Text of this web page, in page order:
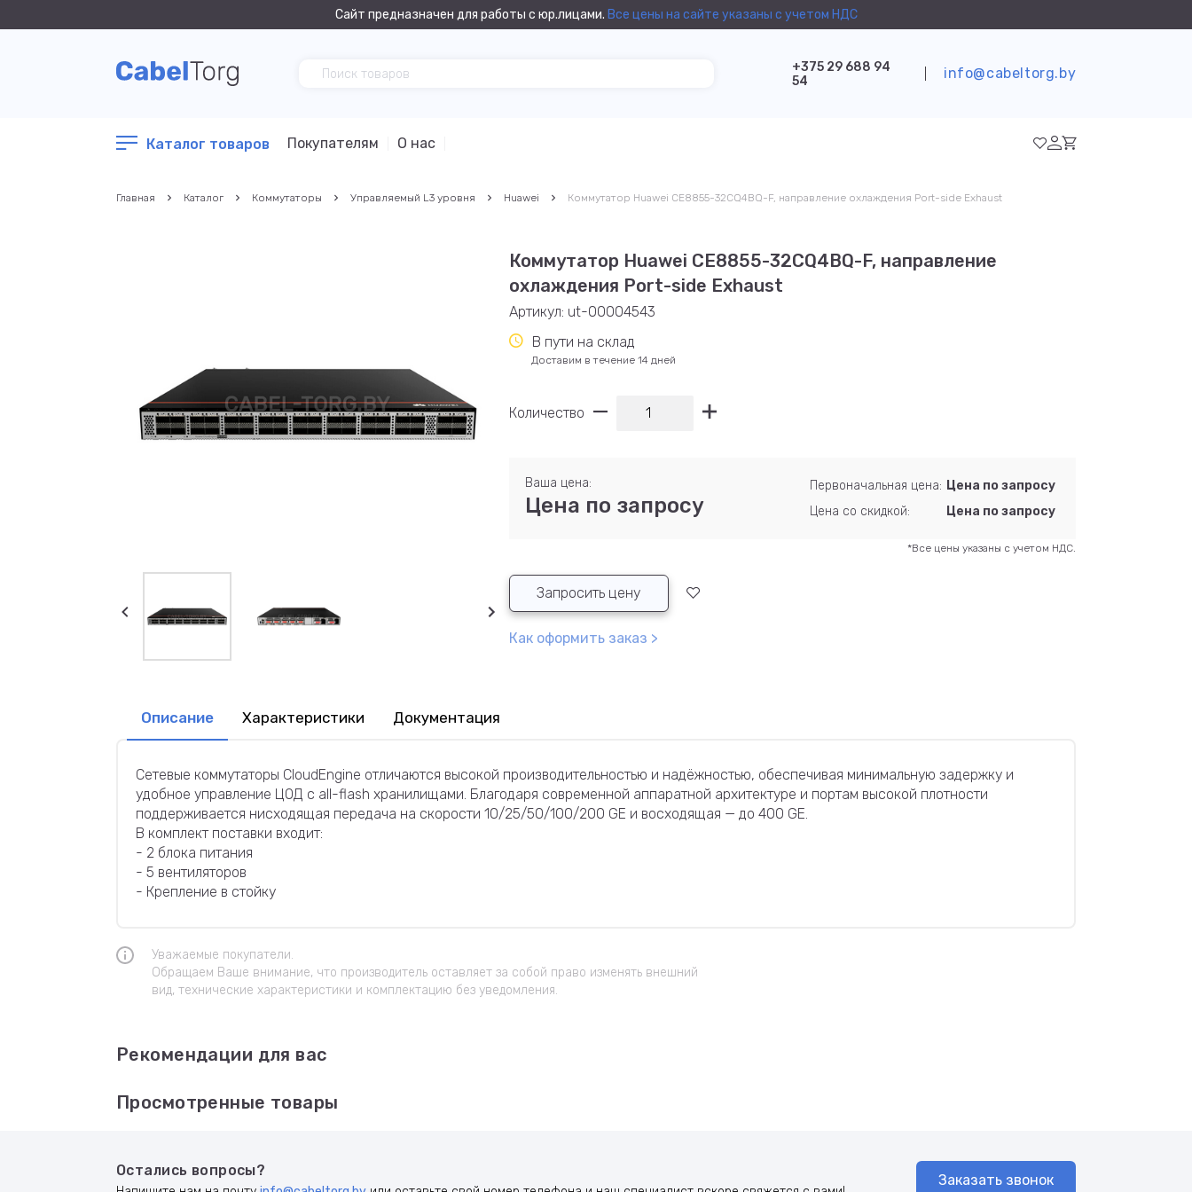
Сайт предназначен для работы с юр.лицами. Все цены на сайте указаны с учетом НДС
+375 29 688 94
54
info@cabeltorg.by
Каталог товаров Покупателям О нас
Главная Каталог Коммутаторы Управляемый L3 уровня Huawei Коммутатор Huawei CE8855-32CQ4BQ-F, направление охлаждения Port-side Exhaust
Коммутатор Huawei CE8855-32CQ4BQ-F, направление
охлаждения Port-side Exhaust
Артикул: ut-00004543
В пути на склад
Доставим в течение 14 дней
Количество
Ваша цена:
Цена по запросу
Первоначальная цена: Цена по запросу
Цена со скидкой:
Цена по запросу
*Все цены указаны с учетом НДС.
Запросить цену
Как оформить заказ >
Описание Характеристики Документация
Сетевые коммутаторы CloudEngine отличаются высокой производительностью и надёжностью, обеспечивая минимальную задержку и
удобное управление ЦОД с all-flash хранилищами. Благодаря современной аппаратной архитектуре и портам высокой плотности
поддерживается нисходящая передача на скорости 10/25/50/100/200 GE и восходящая — до 400 GE.
В комплект поставки входит:
- 2 блока питания
- 5 вентиляторов
- Крепление в стойку
Уважаемые покупатели.
Обращаем Ваше внимание, что производитель оставляет за собой право изменять внешний
вид, технические характеристики и комплектацию без уведомления.
Рекомендации для вас
Просмотренные товары
Остались вопросы?
Заказать звонок